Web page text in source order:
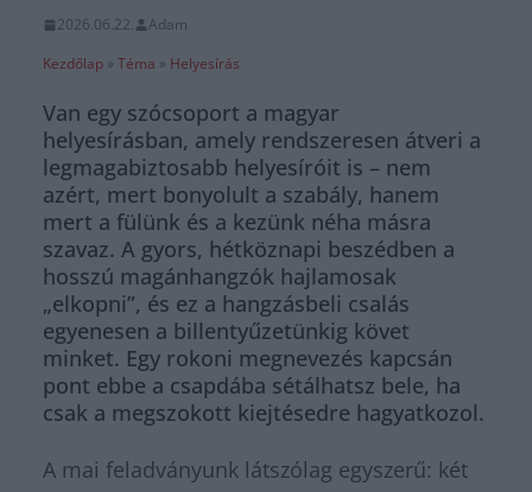
2026.06.22.
Adam
Kezdőlap » Téma » Helyesírás
Van egy szócsoport a magyar
helyesírásban, amely rendszeresen átveri a
legmagabiztosabb helyesíróit is – nem
azért, mert bonyolult a szabály, hanem
mert a fülünk és a kezünk néha másra
szavaz. A gyors, hétköznapi beszédben a
hosszú magánhangzók hajlamosak
„elkopni”, és ez a hangzásbeli csalás
egyenesen a billentyűzetünkig követ
minket. Egy rokoni megnevezés kapcsán
pont ebbe a csapdába sétálhatsz bele, ha
csak a megszokott kiejtésedre hagyatkozol.
A mai feladványunk látszólag egyszerű: két